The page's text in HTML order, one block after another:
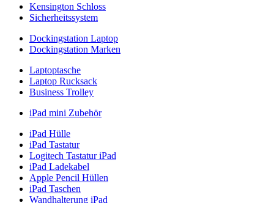
Kensington Schloss
Sicherheitssystem
Dockingstation Laptop
Dockingstation Marken
Laptoptasche
Laptop Rucksack
Business Trolley
iPad mini Zubehör
iPad Hülle
iPad Tastatur
Logitech Tastatur iPad
iPad Ladekabel
Apple Pencil Hüllen
iPad Taschen
Wandhalterung iPad